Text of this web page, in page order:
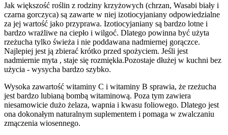
Jak większość roślin z rodziny krzyżowych (chrzan, Wasabi biały i
czarna gorczyca) są zawarte w niej izotiocyjaniany odpowiedzialne
za jej wartość jako przyprawa. Izotiocyjaniany są bardzo lotne i
bardzo wrażliwe na ciepło i wilgoć. Dlatego powinna być użyta
rzeżucha tylko świeża i nie poddawana nadmiernej gorączce.
Najlepiej jest ją zbierać krótko przed spożyciem. Jeśli jest
nadmiernie myta , staje się rozmiękła.Pozostaje dłużej w kuchni bez
użycia - wysycha bardzo szybko.
Wysoka zawartość witaminy C i witaminy B sprawia, że ​​rzeżucha
jest bardzo lubianą bombą witaminową. Poza tym zawiera
niesamowicie dużo żelaza, wapnia i kwasu foliowego. Dlatego jest
ona dokonałym naturalnym suplementem i pomaga w zwalczaniu
zmączenia wiosennego.